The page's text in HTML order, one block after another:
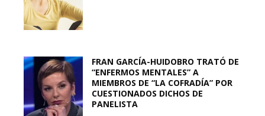
FRAN GARCÍA-HUIDOBRO TRATÓ DE
“ENFERMOS MENTALES” A
MIEMBROS DE “LA COFRADÍA” POR
CUESTIONADOS DICHOS DE
PANELISTA